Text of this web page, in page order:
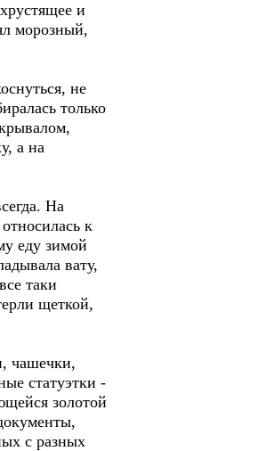
и
морозный,
не
только
а на
На
к
еду зимой
вату,
таки
щеткой,
чашечки,
статуэтки -
золотой
с разных